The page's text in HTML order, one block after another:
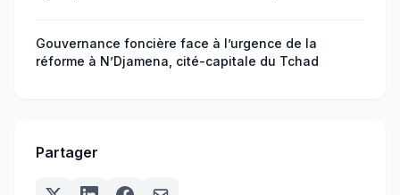
Gouvernance foncière face à l’urgence de la
réforme à N’Djamena, cité-capitale du Tchad
Partager